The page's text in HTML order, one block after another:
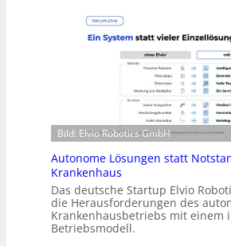
L
e
v
l
2
e
r
t
i
r
a
R
b
t
s
e
r
w
Bild: Elvio Robotics GmbH
Autonome Lösungen statt
Krankenhaus
Das deutsche Startup Elvio
die Herausforderungen des
Krankenhausbetriebs mit einem
Betriebsmodell.